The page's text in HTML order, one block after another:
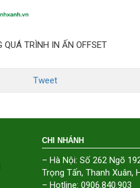
QUÁ TRÌNH IN ẤN OFFSET
Tweet
CHI NHÁNH
– Hà Nội: Số 262 Ngõ
Trọng Tấn, Thanh Xuân,
– Hotline: 0906.840.903